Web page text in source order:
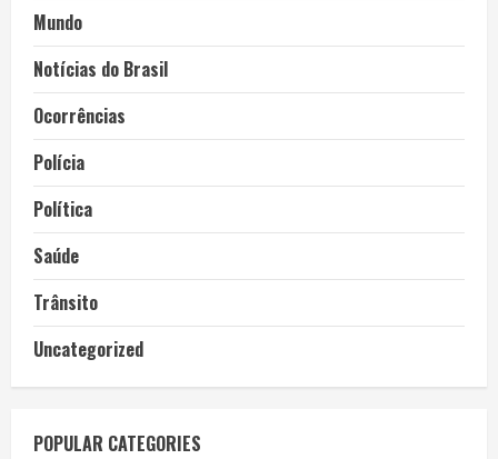
Mundo
Notícias do Brasil
Ocorrências
Polícia
Política
Saúde
Trânsito
Uncategorized
POPULAR CATEGORIES